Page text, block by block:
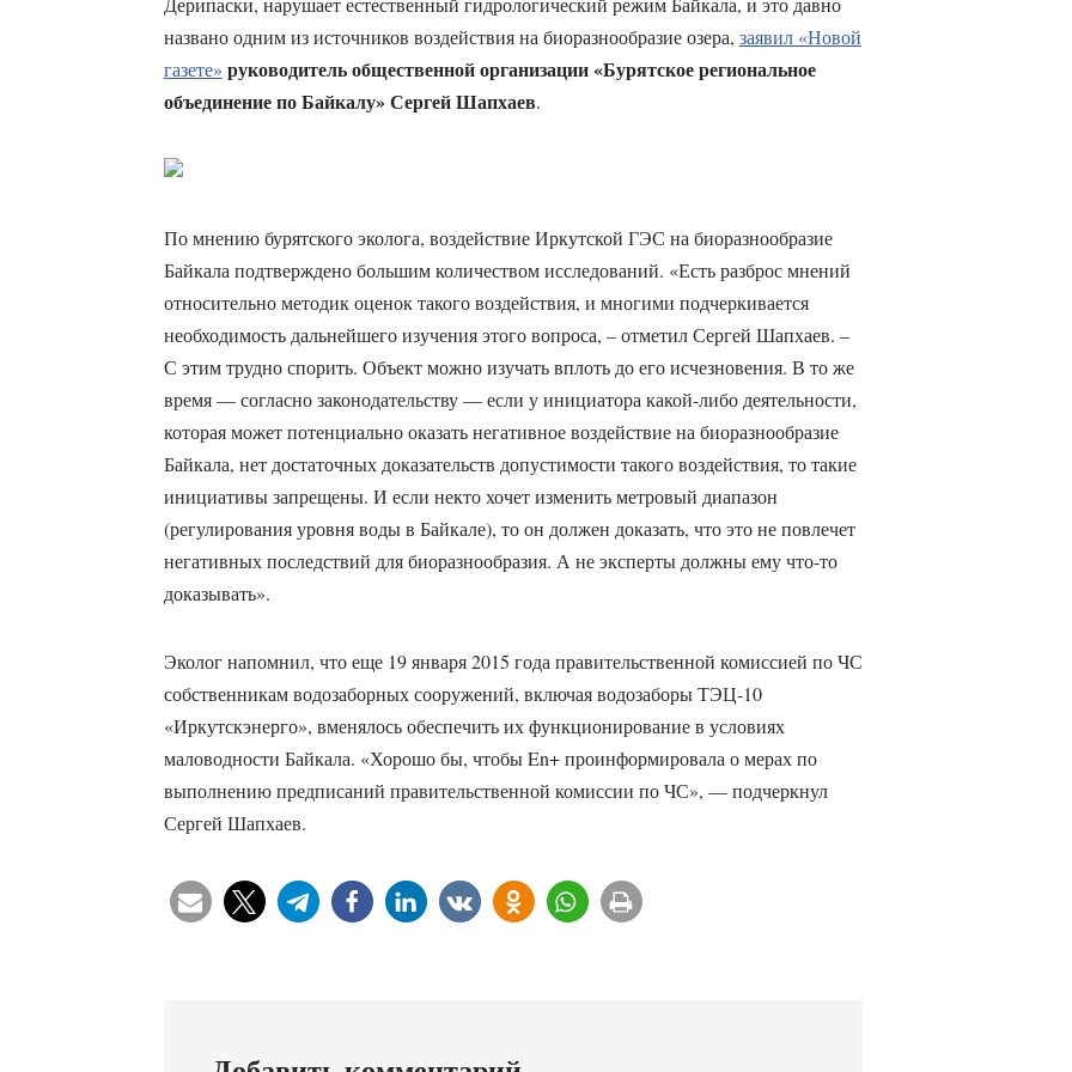
названо одним из источников воздействия на биоразнообразие озера, заявил «Новой
газете» руководитель общественной организации «Бурятское региональное
объединение по Байкалу» Сергей Шапхаев.
По мнению бурятского эколога, воздействие Иркутской ГЭС на биоразнообразие
Байкала подтверждено большим количеством исследований. «Есть разброс мнений
относительно методик оценок такого воздействия, и многими подчеркивается
необходимость дальнейшего изучения этого вопроса, – отметил Сергей Шапхаев. –
С этим трудно спорить. Объект можно изучать вплоть до его исчезновения. В то же
время — согласно законодательству — если у инициатора какой-либо деятельности,
которая может потенциально оказать негативное воздействие на биоразнообразие
Байкала, нет достаточных доказательств допустимости такого воздействия, то такие
инициативы запрещены. И если некто хочет изменить метровый диапазон
(регулирования уровня воды в Байкале), то он должен доказать, что это не повлечет
негативных последствий для биоразнообразия. А не эксперты должны ему что-то
доказывать».
Эколог напомнил, что еще 19 января 2015 года правительственной комиссией по ЧС
собственникам водозаборных сооружений, включая водозаборы ТЭЦ-10
«Иркутскэнерго», вменялось обеспечить их функционирование в условиях
маловодности Байкала. «Хорошо бы, чтобы En+ проинформировала о мерах по
выполнению предписаний правительственной комиссии по ЧС», — подчеркнул
Сергей Шапхаев.